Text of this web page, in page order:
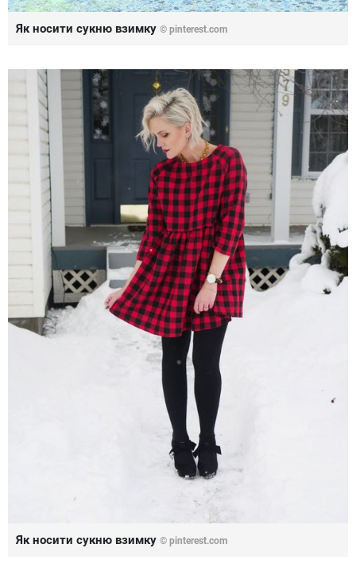
Як носити сукню взимку © pinterest.com
Як носити сукню взимку © pinterest.com